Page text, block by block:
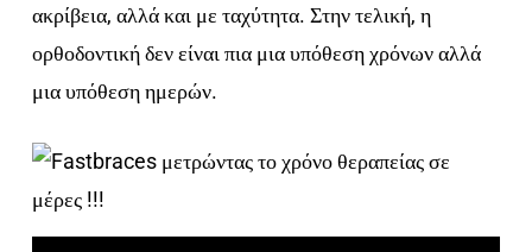
ακρίβεια, αλλά και με ταχύτητα. Στην τελική, η
ορθοδοντική δεν είναι πια μια υπόθεση χρόνων αλλά
μια υπόθεση ημερών.